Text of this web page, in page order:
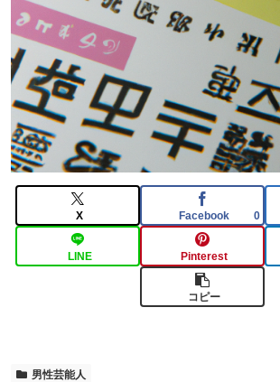
X Facebook 0
LINE Pinterest
コピー
男性芸能人